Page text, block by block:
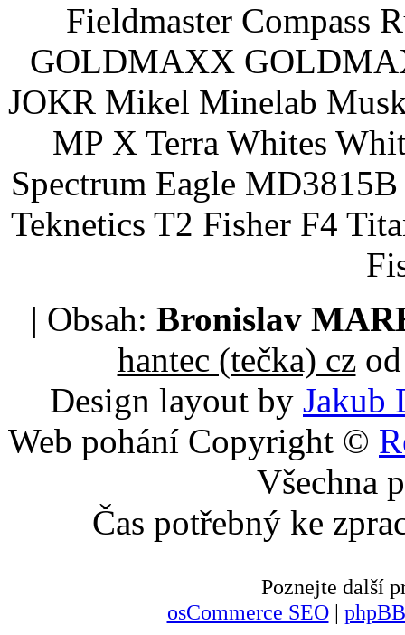
Fieldmaster Compass
GOLDMAXX
JOKR Mikel Minelab
MP X Terra Whites
Spectrum Eagle
Teknetics T2 Fisher F4
| Obsah: Bronislav
hantec (tečka) czod
Design layout by Jakub
Web pohání Copyright ©
Všechna
Čas potřebný ke
Poznejte další
osCommerce SEO|